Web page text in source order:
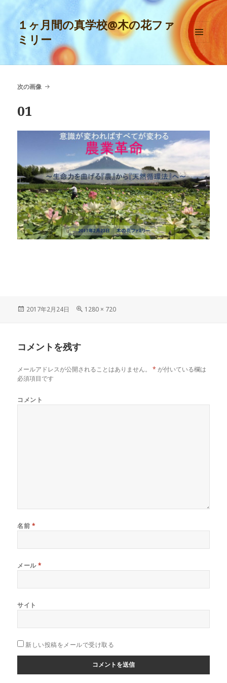
１ヶ月間の真学校@木の花ファ
ミリー
メニュ
ーとウ
ィジェ
次の画像
01
投
2017年2月24日
フ
1280 × 720
コメントを残す
メールアドレスが公開されることはありません。 * が付いている欄は
必須項目です
コメント
名前 *
メール*
サイト
新しい投稿をメールで受け取る